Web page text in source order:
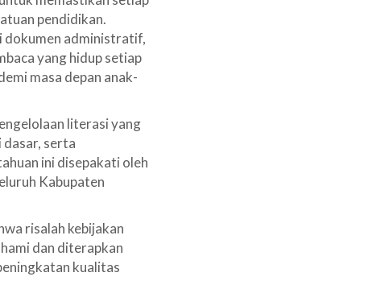
pendidikan.
dokumen administratif,
yang hidup setiap
masa depan anak-
literasi yang
dasar, serta
ini disepakati oleh
Kabupaten
risalah kebijakan
dan diterapkan
kualitas